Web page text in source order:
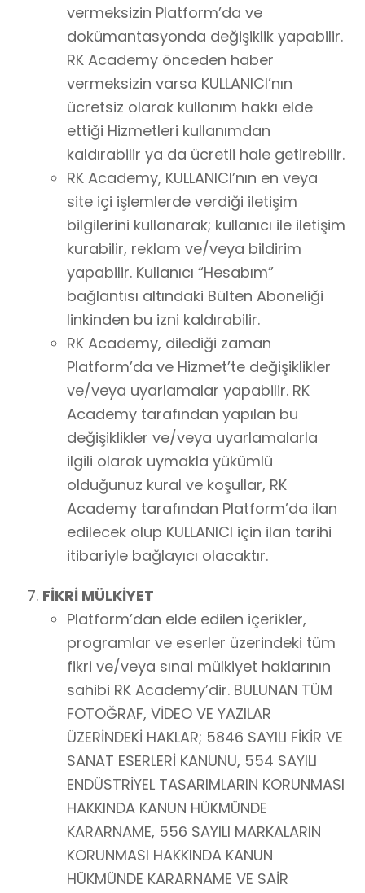
vermeksizin Platform’da ve
dokümantasyonda değişiklik yapabilir.
RK Academy önceden haber
vermeksizin varsa KULLANICI’nın
ücretsiz olarak kullanım hakkı elde
ettiği Hizmetleri kullanımdan
kaldırabilir ya da ücretli hale getirebilir.
RK Academy, KULLANICI’nın en veya
site içi işlemlerde verdiği iletişim
bilgilerini kullanarak; kullanıcı ile iletişim
kurabilir, reklam ve/veya bildirim
yapabilir. Kullanıcı “Hesabım”
bağlantısı altındaki Bülten Aboneliği
linkinden bu izni kaldırabilir.
RK Academy, dilediği zaman
Platform’da ve Hizmet’te değişiklikler
ve/veya uyarlamalar yapabilir. RK
Academy tarafından yapılan bu
değişiklikler ve/veya uyarlamalarla
ilgili olarak uymakla yükümlü
olduğunuz kural ve koşullar, RK
Academy tarafından Platform’da ilan
edilecek olup KULLANICI için ilan tarihi
itibariyle bağlayıcı olacaktır.
FİKRİ MÜLKİYET
Platform’dan elde edilen içerikler,
programlar ve eserler üzerindeki tüm
fikri ve/veya sınai mülkiyet haklarının
sahibi RK Academy’dir. BULUNAN TÜM
FOTOĞRAF, VİDEO VE YAZILAR
ÜZERİNDEKİ HAKLAR; 5846 SAYILI FİKİR VE
SANAT ESERLERİ KANUNU, 554 SAYILI
ENDÜSTRİYEL TASARIMLARIN KORUNMASI
HAKKINDA KANUN HÜKMÜNDE
KARARNAME, 556 SAYILI MARKALARIN
KORUNMASI HAKKINDA KANUN
HÜKMÜNDE KARARNAME VE SAİR